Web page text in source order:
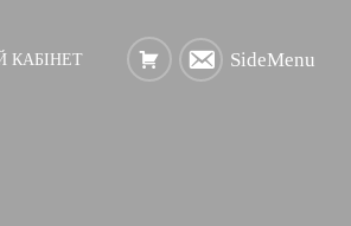
КАБІНЕТ SideMenu